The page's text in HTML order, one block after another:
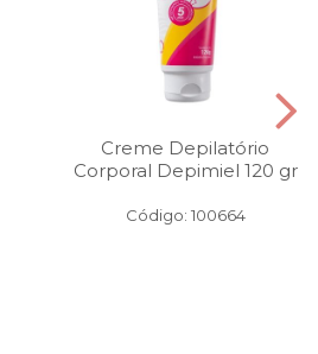
Creme Depilatório
Corporal Depimiel 120 gr
Código: 100664